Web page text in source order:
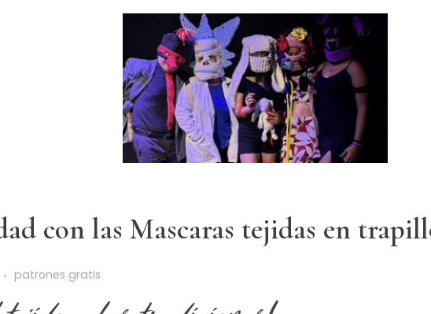
con las Mascaras tejidas en
patrones gratis